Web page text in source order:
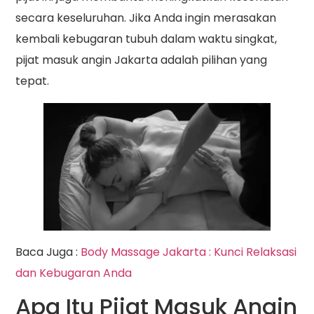
secara keseluruhan. Jika Anda ingin merasakan
kembali kebugaran tubuh dalam waktu singkat,
pijat masuk angin Jakarta adalah pilihan yang
tepat.
Baca Juga : Body Massage Jakarta : Kunci Relaksasi
dan Kebugaran Anda
Apa Itu Pijat Masuk Angin